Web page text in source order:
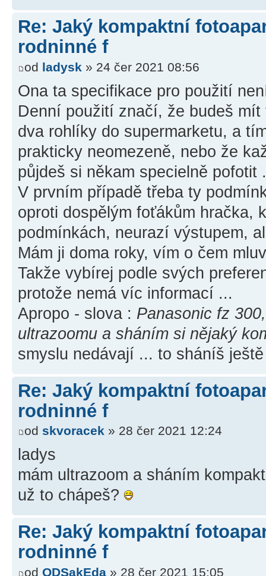
Re: Jaký kompaktní
rodninné f
od ladysk » 24 čer 2021 08:56
Ona ta specifikace pro použití
Denní použití značí, že budeš
dva rohlíky do supermarketu, a
prakticky neomezeně, nebo že
půjdeš si někam specielně pofotit
V prvním případě třeba ty
oproti dospělým foťákům hračka,
podmínkách, neurazí výstupem,
Mám ji doma roky, vím o čem
Takže vybírej podle svých
protože nemá víc informací ...
Apropo - slova : Panasonic fz
ultrazoomu a sháním si nějaký
smyslu nedávají ... to sháníš
Re: Jaký kompaktní
rodninné f
od skvoracek » 28 čer 2021 12:24
ladys
mám ultrazoom a sháním kompakt
už to chápeš?
Re: Jaký kompaktní
rodninné f
od ODSakEda » 28 čer 2021 15:05